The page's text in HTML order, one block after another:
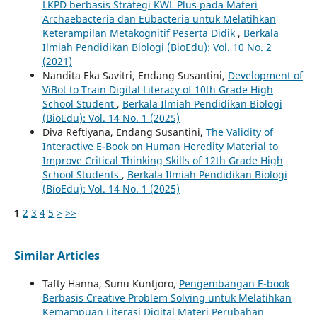
LKPD berbasis Strategi KWL Plus pada Materi
Archaebacteria dan Eubacteria untuk Melatihkan
Keterampilan Metakognitif Peserta Didik , Berkala
Ilmiah Pendidikan Biologi (BioEdu): Vol. 10 No. 2
(2021)
Nandita Eka Savitri, Endang Susantini, Development of
ViBot to Train Digital Literacy of 10th Grade High
School Student , Berkala Ilmiah Pendidikan Biologi
(BioEdu): Vol. 14 No. 1 (2025)
Diva Reftiyana, Endang Susantini, The Validity of
Interactive E-Book on Human Heredity Material to
Improve Critical Thinking Skills of 12th Grade High
School Students , Berkala Ilmiah Pendidikan Biologi
(BioEdu): Vol. 14 No. 1 (2025)
1 2 3 4 5 > >>
Similar Articles
Tafty Hanna, Sunu Kuntjoro, Pengembangan E-book
Berbasis Creative Problem Solving untuk Melatihkan
Kemampuan Literasi Digital Materi Perubahan